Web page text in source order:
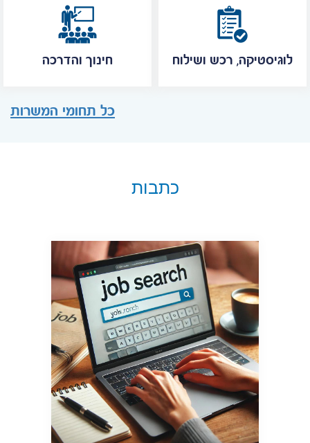
חינוך והדרכה לוגיסטיקה, רכש ושילוח
כל תחומי המשרות
כתבות